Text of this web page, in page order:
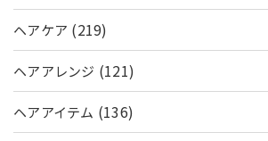
ヘアケア (219)
ヘアアレンジ (121)
ヘアアイテム (136)